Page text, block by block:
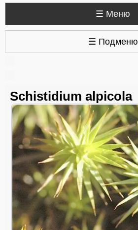
☰ Меню
☰ Подменю
Schistidium alpicola